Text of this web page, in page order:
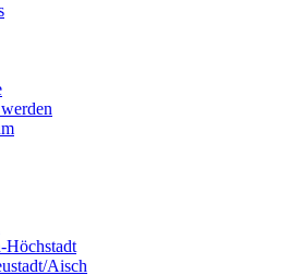
Höchstadt
Aisch